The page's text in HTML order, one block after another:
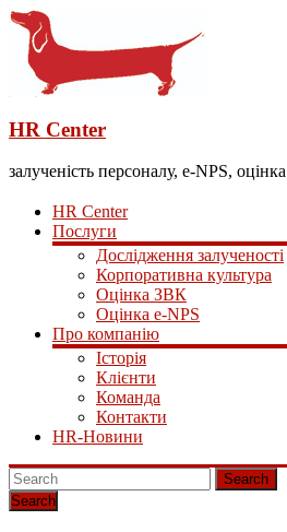
HR Center
залученість персоналу, e-NPS,
HR Center
Послуги
Дослідження залученості
Корпоративна культура
Оцінка ЗВК
Оцінка e-NPS
Про компанію
Історія
Клієнти
Команда
Контакти
HR-Новини
Search